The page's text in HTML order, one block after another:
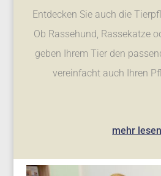
Entdecken Sie auch die
Ob Rassehund, Rassekatze
geben Ihrem Tier den
vereinfacht auch Ihren
mehr lesen